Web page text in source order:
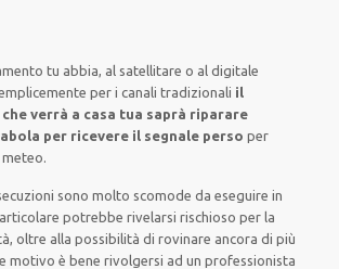
tu abbia, al satellitare o al digitale
per i canalitradizionali il
verrà a casa tua saprà riparare
per ricevere il segnale perso per
.
sono molto scomode daeseguire in
potrebberivelarsi rischioso per la
, oltre alla possibilità dirovinare ancora di più
motivo è bene rivolgersi ad unprofessionista